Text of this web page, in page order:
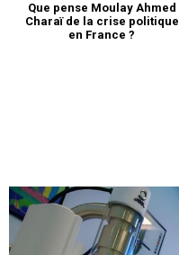
Que pense Moulay Ahmed
Charaï de la crise politique
en France ?